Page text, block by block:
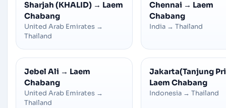
Sharjah (KHALID) → Laem
Chabang
United Arab Emirates →
Thailand
Chennai → Laem
Chabang
India → Thailand
Jebel Ali → Laem
Chabang
United Arab Emirates →
Thailand
Jakarta(Tanjung
Laem Chabang
Indonesia → Thailand